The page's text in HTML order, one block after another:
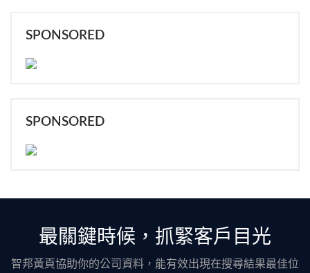
SPONSORED
SPONSORED
最關鍵時候，抓緊客戶目光
智邦黃頁協助你的公司資料，能有效出現在搜尋結果最佳位